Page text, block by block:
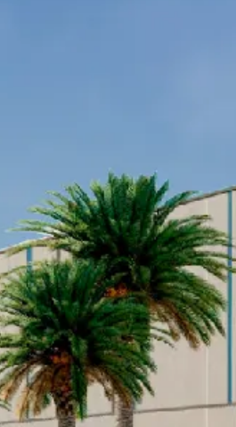
nuevo hub
inaugurado un nuevo hub
(Cádiz): Calsina Carré
diseñado para ofrecer